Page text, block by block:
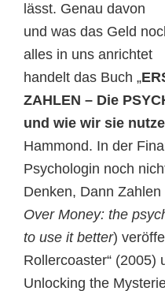
lässt. Genau davon
und was das Geld
alles in uns anrichtet
handelt das Buch „
ZAHLEN – Die
und wie wir sie
Hammond. In der
Psychologin noch
Denken, Dann Zahlen
Over Money: the
to use it better)
Rollercoaster“ (2005)
Unlocking the